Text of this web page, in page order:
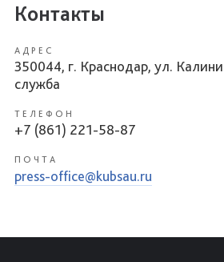
Контакты
АДРЕС
350044, г. Краснодар, ул.
служба
ТЕЛЕФОН
+7 (861) 221-58-87
ПОЧТА
press-office@kubsau.ru